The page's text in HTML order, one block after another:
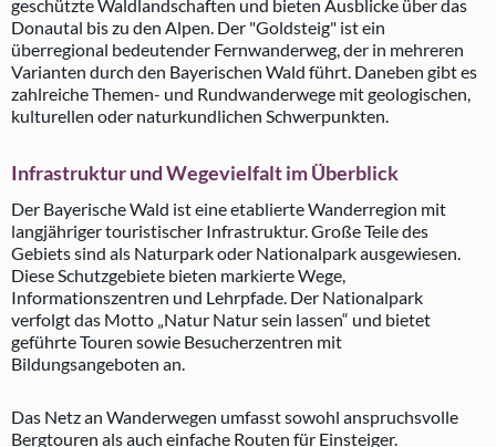
geschützte Waldlandschaften und bieten Ausblicke über das
Donautal bis zu den Alpen. Der "Goldsteig" ist ein
überregional bedeutender Fernwanderweg, der in mehreren
Varianten durch den Bayerischen Wald führt. Daneben gibt es
zahlreiche Themen- und Rundwanderwege mit geologischen,
kulturellen oder naturkundlichen Schwerpunkten.
Infrastruktur und Wegevielfalt im Überblick
Der Bayerische Wald ist eine etablierte Wanderregion mit
langjähriger touristischer Infrastruktur. Große Teile des
Gebiets sind als Naturpark oder Nationalpark ausgewiesen.
Diese Schutzgebiete bieten markierte Wege,
Informationszentren und Lehrpfade. Der Nationalpark
verfolgt das Motto „Natur Natur sein lassen“ und bietet
geführte Touren sowie Besucherzentren mit
Bildungsangeboten an.
Das Netz an Wanderwegen umfasst sowohl anspruchsvolle
Bergtouren als auch einfache Routen für Einsteiger.